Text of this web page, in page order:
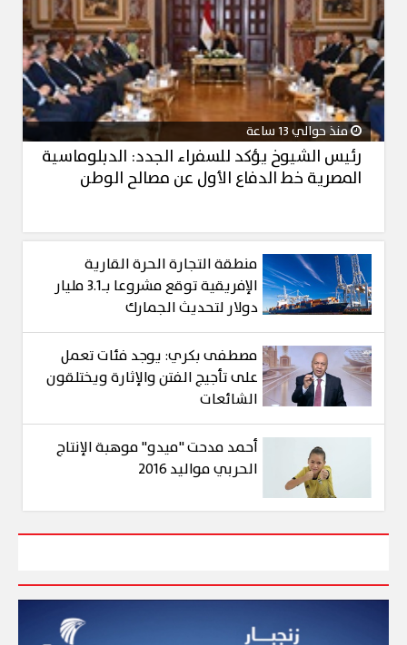
منذ حوالي 13 ساعة
رئيس الشيوخ يؤكد للسفراء الجدد: الدبلوماسية
المصرية خط الدفاع الأول عن مصالح الوطن
منطقة التجارة الحرة القارية
الإفريقية توقع مشروعا بـ3.1 مليار
دولار لتحديث الجمارك
مصطفى بكري: يوجد فئات تعمل
على تأجيج الفتن والإثارة ويختلقون
الشائعات
أحمد مدحت "ميدو" موهبة الإنتاج
الحربي مواليد 2016